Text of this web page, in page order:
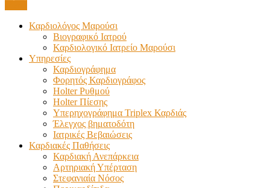
Καρδιολόγος Μαρούσι
Βιογραφικό Ιατρού
Καρδιολογικό Ιατρείο Μαρούσι
Υπηρεσίες
Καρδιογράφημα
Φορητός Καρδιογράφος
Holter Ρυθμού
Holter Πίεσης
Υπερηχογράφημα Triplex Καρδιάς
Έλεγχος βηματοδότη
Ιατρικές Βεβαιώσεις
Καρδιακές Παθήσεις
Καρδιακή Ανεπάρκεια
Αρτηριακή Υπέρταση
Στεφανιαία Νόσος